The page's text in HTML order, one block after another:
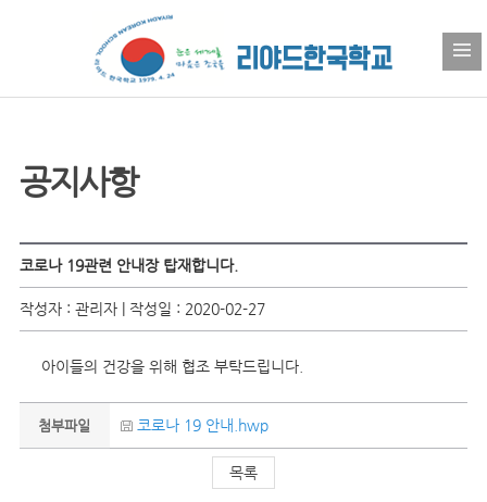
공지사항
코로나 19관련 안내장 탑재합니다.
작성자 : 관리자 | 작성일 : 2020-02-27
아이들의 건강을 위해 협조 부탁드립니다.
첨부파일 코로나 19 안내.hwp
목록